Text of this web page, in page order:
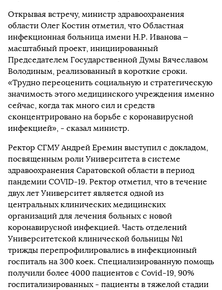
Открывая встречу, министр здравоохранения
области Олег Костин отметил, что Областная
инфекционная больница имени Н.Р. Иванова –
масштабный проект, инициированный
Председателем Государственной Думы Вячеславом
Володиным, реализованный в короткие сроки.
«Трудно переоценить социальную и стратегическую
значимость этого медицинского учреждения именно
сейчас, когда так много сил и средств
сконцентрировано на борьбе с коронавирусной
инфекцией», - сказал министр.
Ректор СГМУ Андрей Еремин выступил с докладом,
посвященным роли Университета в системе
здравоохранения Саратовской области в период
пандемии COVID-19. Ректор отметил, что в течение
двух лет Университет является одной из
центральных клинических медицинских
организаций для лечения больных с новой
коронавирусной инфекцией. Часть отделений
Университетской клинической больницы №1
трижды перепрофилировались в инфекционный
госпиталь на 300 коек. Специализированную помощь
получили более 4000 пациентов с Covid-19, 90%
госпитализированных - пациенты в тяжелой стадии